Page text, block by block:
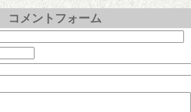
コメントフォーム